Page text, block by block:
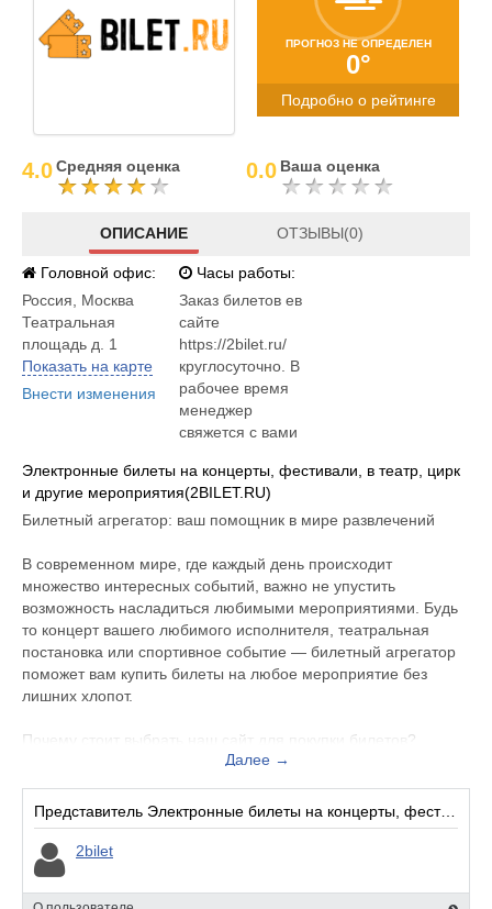
ПРОГНОЗ НЕ ОПРЕДЕЛЕН
0°
Подробно о рейтинге
4.0Средняя оценка 0.0 Ваша оценка
ОПИСАНИЕ ОТЗЫВЫ(0)
Головной офис:
Россия
Москва
Театральная
площадь д. 1
Показать на карте
Внести изменения
Часы работы:
Заказ билетов ев
сайте
https://2bilet.ru/
круглосуточно. В
рабочее время
менеджер
свяжется с вами
Электронные билеты на концерты, фестивали, в театр, цирк
и другие мероприятия(2BILET.RU)
Билетный агрегатор: ваш помощник в мире развлечений
В современном мире, где каждый день происходит
множество интересных событий, важно не упустить
возможность насладиться любимыми мероприятиями. Будь
то концерт вашего любимого исполнителя, театральная
постановка или спортивное событие — билетный агрегатор
поможет вам купить билеты на любое мероприятие без
лишних хлопот.
Почему стоит выбрать наш сайт для покупки билетов?
билеты на самые разнообразные события: концерты,
театральные постановки, кинопремьеры, спортивные матчи
и многое другое. Мы сотрудничаем с различными
организаторами мероприятий, поэтому у вас всегда будет
выбор из множества вариантов.
Далее →
Представитель Электронные билеты на концерты, фестивали, в театр, цирк и другие мероприятия(2BILET.RU):
2bilet